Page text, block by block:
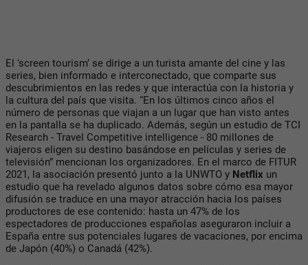
El ‘screen tourism’ se dirige a un turista amante del cine y las
series, bien informado e interconectado, que comparte sus
descubrimientos en las redes y que interactúa con la historia y
la cultura del país que visita. “En los últimos cinco años el
número de personas que viajan a un lugar que han visto antes
en la pantalla se ha duplicado. Además, según un estudio de TCI
Research - Travel Competitive intelligence - 80 millones de
viajeros eligen su destino basándose en películas y series de
televisión” mencionan los organizadores. En el marco de FITUR
2021, la asociación presentó junto a la UNWTO y Netflix un
estudio que ha revelado algunos datos sobre cómo esa mayor
difusión se traduce en una mayor atracción hacia los países
productores de ese contenido: hasta un 47% de los
espectadores de producciones españolas aseguraron incluir a
España entre sus potenciales lugares de vacaciones, por encima
de Japón (40%) o Canadá (42%).